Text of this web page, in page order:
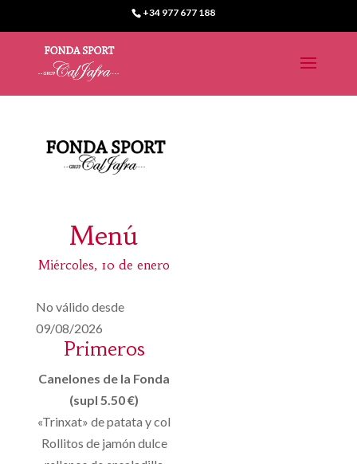
+34 977 677 188
Menú
Miércoles, 10 de enero
No válido desde
09/08/2026
Primeros
Canelones de la Fonda
(supl 5.50 €)
«Trinxat» de patata y col
Rollitos de jamón dulce